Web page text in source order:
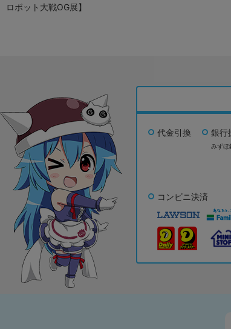
ロボット大戦OG展】
代金引換 銀行
みずほ
コンビニ決済